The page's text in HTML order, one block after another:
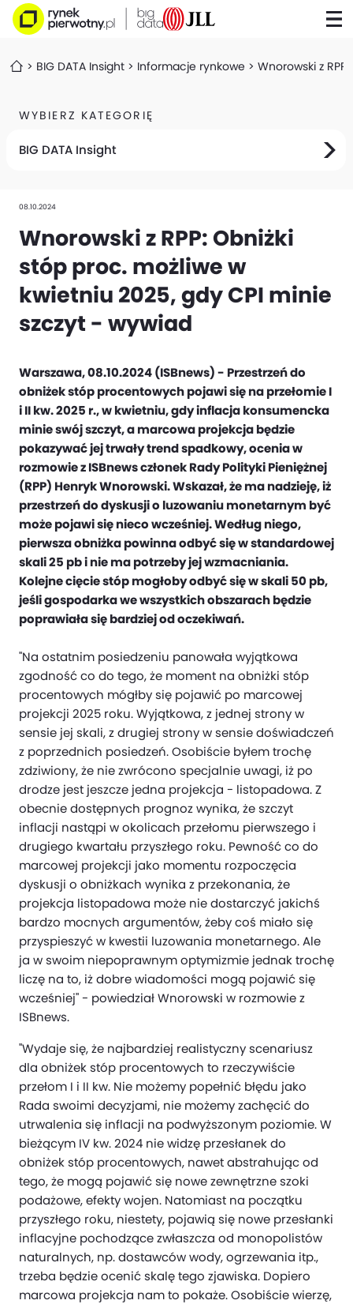
BIG DATA Insight Informacje rynkowe Wnorowski z
WYBIERZ KATEGORIĘ
BIG DATA Insight
08.10.2024
Wnorowski z RPP: Obniżki
stóp proc. możliwe w
kwietniu 2025, gdy CPI minie
szczyt - wywiad
Warszawa, 08.10.2024 (ISBnews) - Przestrzeń do
obniżek stóp procentowych pojawi się na przełomie I
i II kw. 2025 r., w kwietniu, gdy inflacja konsumencka
minie swój szczyt, a marcowa projekcja będzie
pokazywać jej trwały trend spadkowy, ocenia w
rozmowie z ISBnews członek Rady Polityki Pieniężnej
(RPP) Henryk Wnorowski. Wskazał, że ma nadzieję, iż
przestrzeń do dyskusji o luzowaniu monetarnym być
może pojawi się nieco wcześniej. Według niego,
pierwsza obniżka powinna odbyć się w standardowej
skali 25 pb i nie ma potrzeby jej wzmacniania.
Kolejne cięcie stóp mogłoby odbyć się w skali 50 pb,
jeśli gospodarka we wszystkich obszarach będzie
poprawiała się bardziej od oczekiwań.
"Na ostatnim posiedzeniu panowała wyjątkowa
zgodność co do tego, że moment na obniżki stóp
procentowych mógłby się pojawić po marcowej
projekcji 2025 roku. Wyjątkowa, z jednej strony w
sensie jej skali, z drugiej strony w sensie doświadczeń
z poprzednich posiedzeń. Osobiście byłem trochę
zdziwiony, że nie zwrócono specjalnie uwagi, iż po
drodze jest jeszcze jedna projekcja - listopadowa. Z
obecnie dostępnych prognoz wynika, że szczyt
inflacji nastąpi w okolicach przełomu pierwszego i
drugiego kwartału przyszłego roku. Pewność co do
marcowej projekcji jako momentu rozpoczęcia
dyskusji o obniżkach wynika z przekonania, że
projekcja listopadowa może nie dostarczyć jakichś
bardzo mocnych argumentów, żeby coś miało się
przyspieszyć w kwestii luzowania monetarnego. Ale
ja w swoim niepoprawnym optymizmie jednak trochę
liczę na to, iż dobre wiadomości mogą pojawić się
wcześniej" - powiedział Wnorowski w rozmowie z
ISBnews.
"Wydaje się, że najbardziej realistyczny scenariusz
dla obniżek stóp procentowych to rzeczywiście
przełom I i II kw. Nie możemy popełnić błędu jako
Rada swoimi decyzjami, nie możemy zachęcić do
utrwalenia się inflacji na podwyższonym poziomie. W
bieżącym IV kw. 2024 nie widzę przesłanek do
obniżek stóp procentowych, nawet abstrahując od
tego, że mogą pojawić się nowe zewnętrzne szoki
podażowe, efekty wojen. Natomiast na początku
przyszłego roku, niestety, pojawią się nowe przesłanki
inflacyjne pochodzące zwłaszcza od monopolistów
naturalnych, np. dostawców wody, ogrzewania itp.,
trzeba będzie ocenić skalę tego zjawiska. Dopiero
marcowa projekcja nam to pokaże. Osobiście wierzę,